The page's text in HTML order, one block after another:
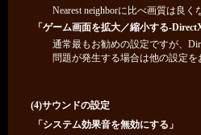
Nearest neighborに比べ画質は良
「ゲーム画面を拡大／縮小する-
通常最もお勧めの設定ですが、
問題が発生する場合は他の設定を
(4)サウンドの設定
「システム効果音を無効にする」